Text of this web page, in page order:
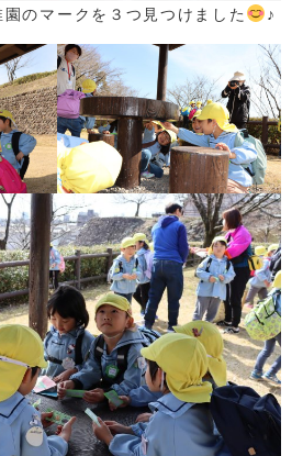
のマークを３つ見つけました ♪